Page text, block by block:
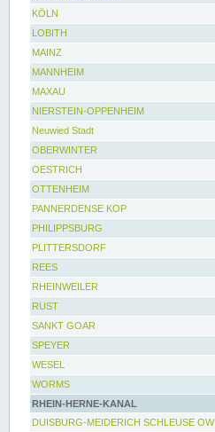
KÖLN
LOBITH
MAINZ
MANNHEIM
MAXAU
NIERSTEIN-OPPENHEIM
Neuwied Stadt
OBERWINTER
OESTRICH
OTTENHEIM
PANNERDENSE KOP
PHILIPPSBURG
PLITTERSDORF
REES
RHEINWEILER
RUST
SANKT GOAR
SPEYER
WESEL
WORMS
RHEIN-HERNE-KANAL
DUISBURG-MEIDERICH SCHLEUSE OW